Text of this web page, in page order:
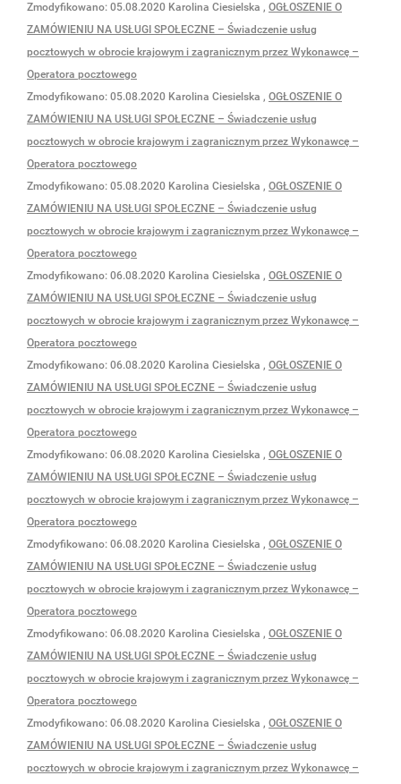
Zmodyfikowano: 05.08.2020 Karolina Ciesielska , OGŁOSZENIE O
ZAMÓWIENIU NA USŁUGI SPOŁECZNE – Świadczenie usług
pocztowych w obrocie krajowym i zagranicznym przez Wykonawcę –
Operatora pocztowego
Zmodyfikowano: 05.08.2020 Karolina Ciesielska , OGŁOSZENIE O
ZAMÓWIENIU NA USŁUGI SPOŁECZNE – Świadczenie usług
pocztowych w obrocie krajowym i zagranicznym przez Wykonawcę –
Operatora pocztowego
Zmodyfikowano: 05.08.2020 Karolina Ciesielska , OGŁOSZENIE O
ZAMÓWIENIU NA USŁUGI SPOŁECZNE – Świadczenie usług
pocztowych w obrocie krajowym i zagranicznym przez Wykonawcę –
Operatora pocztowego
Zmodyfikowano: 06.08.2020 Karolina Ciesielska , OGŁOSZENIE O
ZAMÓWIENIU NA USŁUGI SPOŁECZNE – Świadczenie usług
pocztowych w obrocie krajowym i zagranicznym przez Wykonawcę –
Operatora pocztowego
Zmodyfikowano: 06.08.2020 Karolina Ciesielska , OGŁOSZENIE O
ZAMÓWIENIU NA USŁUGI SPOŁECZNE – Świadczenie usług
pocztowych w obrocie krajowym i zagranicznym przez Wykonawcę –
Operatora pocztowego
Zmodyfikowano: 06.08.2020 Karolina Ciesielska , OGŁOSZENIE O
ZAMÓWIENIU NA USŁUGI SPOŁECZNE – Świadczenie usług
pocztowych w obrocie krajowym i zagranicznym przez Wykonawcę –
Operatora pocztowego
Zmodyfikowano: 06.08.2020 Karolina Ciesielska , OGŁOSZENIE O
ZAMÓWIENIU NA USŁUGI SPOŁECZNE – Świadczenie usług
pocztowych w obrocie krajowym i zagranicznym przez Wykonawcę –
Operatora pocztowego
Zmodyfikowano: 06.08.2020 Karolina Ciesielska , OGŁOSZENIE O
ZAMÓWIENIU NA USŁUGI SPOŁECZNE – Świadczenie usług
pocztowych w obrocie krajowym i zagranicznym przez Wykonawcę –
Operatora pocztowego
Zmodyfikowano: 06.08.2020 Karolina Ciesielska , OGŁOSZENIE O
ZAMÓWIENIU NA USŁUGI SPOŁECZNE – Świadczenie usług
pocztowych w obrocie krajowym i zagranicznym przez Wykonawcę –